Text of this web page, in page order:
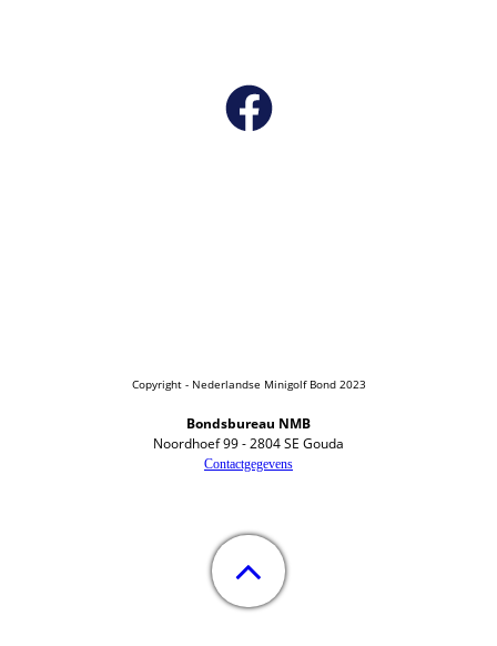
Copyright - Nederlandse Minigolf Bond 2023
Bondsbureau NMB
Noordhoef 99 - 2804 SE Gouda
Contactgegevens